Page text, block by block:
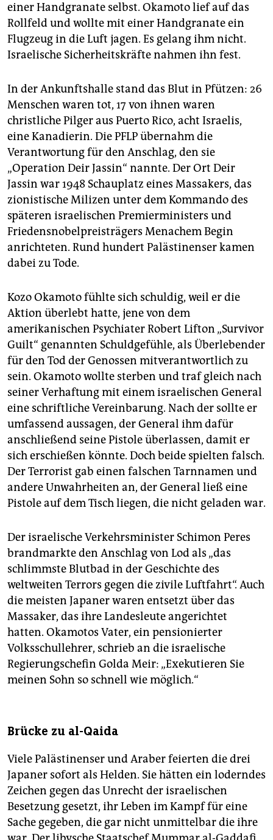
einer Handgranate selbst. Okamoto lief auf das
Rollfeld und wollte mit einer Handgranate ein
Flugzeug in die Luft jagen. Es gelang ihm nicht.
Israelische Sicherheitskräfte nahmen ihn fest.
In der Ankunftshalle stand das Blut in Pfützen: 26
Menschen waren tot, 17 von ihnen waren
christliche Pilger aus Puerto Rico, acht Israelis,
eine Kanadierin. Die PFLP übernahm die
Verantwortung für den Anschlag, den sie
„Operation Deir Jassin“ nannte. Der Ort Deir
Jassin war 1948 Schauplatz eines Massakers, das
zionistische Milizen unter dem Kommando des
späteren israelischen Premierministers und
Friedensnobelpreisträgers Menachem Begin
anrichteten. Rund hundert Palästinenser kamen
dabei zu Tode.
Kozo Okamoto fühlte sich schuldig, weil er die
Aktion überlebt hatte, jene von dem
amerikanischen Psychiater Robert Lifton „Survivor
Guilt“ genannten Schuldgefühle, als Überlebender
für den Tod der Genossen mitverantwortlich zu
sein. Okamoto wollte sterben und traf gleich nach
seiner Verhaftung mit einem israelischen General
eine schriftliche Vereinbarung. Nach der sollte er
umfassend aussagen, der General ihm dafür
anschließend seine Pistole überlassen, damit er
sich erschießen könnte. Doch beide spielten falsch.
Der Terrorist gab einen falschen Tarnnamen und
andere Unwahrheiten an, der General ließ eine
Pistole auf dem Tisch liegen, die nicht geladen war.
Der israelische Verkehrsminister Schimon Peres
brandmarkte den Anschlag von Lod als „das
schlimmste Blutbad in der Geschichte des
weltweiten Terrors gegen die zivile Luftfahrt“. Auch
die meisten Japaner waren entsetzt über das
Massaker, das ihre Landesleute angerichtet
hatten. Okamotos Vater, ein pensionierter
Volksschullehrer, schrieb an die israelische
Regierungschefin Golda Meir: „Exekutieren Sie
meinen Sohn so schnell wie möglich.“
Brücke zu al-Qaida
Viele Palästinenser und Araber feierten die drei
Japaner sofort als Helden. Sie hätten ein loderndes
Zeichen gegen das Unrecht der israelischen
Besetzung gesetzt, ihr Leben im Kampf für eine
Sache gegeben, die gar nicht unmittelbar die ihre